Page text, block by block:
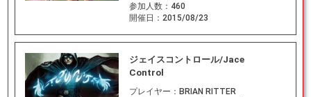
参加人数： 460
開催日： 2015/08/23
ジェイスコントロール/Jace
Control
プレイヤー： BRIAN RITTER